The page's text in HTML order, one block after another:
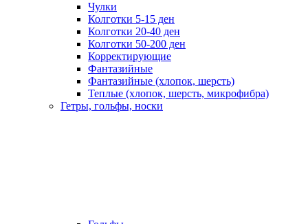
Чулки
Колготки 5-15 ден
Колготки 20-40 ден
Колготки 50-200 ден
Корректирующие
Фантазийные
Фантазийные (хлопок, шерсть)
Теплые (хлопок, шерсть, микрофибра)
Гетры, гольфы, носки